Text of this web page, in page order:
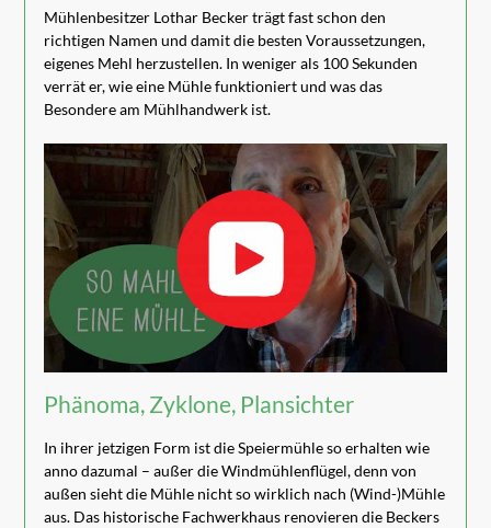
Mühlenbesitzer Lothar Becker trägt fast schon den
richtigen Namen und damit die besten Voraussetzungen,
eigenes Mehl herzustellen. In weniger als 100 Sekunden
verrät er, wie eine Mühle funktioniert und was das
Besondere am Mühlhandwerk ist.
Phänoma, Zyklone, Plansichter
In ihrer jetzigen Form ist die Speiermühle so erhalten wie
anno dazumal – außer die Windmühlenflügel, denn von
außen sieht die Mühle nicht so wirklich nach (Wind-)Mühle
aus. Das historische Fachwerkhaus renovieren die Beckers